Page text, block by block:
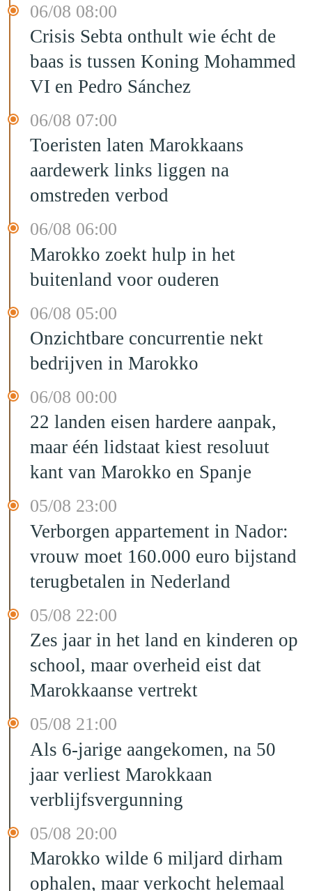
06/08 08:00
Crisis Sebta onthult wie écht de
baas is tussen Koning Mohammed
VI en Pedro Sánchez
06/08 07:00
Toeristen laten Marokkaans
aardewerk links liggen na
omstreden verbod
06/08 06:00
Marokko zoekt hulp in het
buitenland voor ouderen
06/08 05:00
Onzichtbare concurrentie nekt
bedrijven in Marokko
06/08 00:00
22 landen eisen hardere aanpak,
maar één lidstaat kiest resoluut
kant van Marokko en Spanje
05/08 23:00
Verborgen appartement in Nador:
vrouw moet 160.000 euro bijstand
terugbetalen in Nederland
05/08 22:00
Zes jaar in het land en kinderen op
school, maar overheid eist dat
Marokkaanse vertrekt
05/08 21:00
Als 6-jarige aangekomen, na 50
jaar verliest Marokkaan
verblijfsvergunning
05/08 20:00
Marokko wilde 6 miljard dirham
ophalen, maar verkocht helemaal